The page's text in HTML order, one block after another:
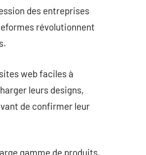
des entreprises
révolutionnent
web faciles à
leurs designs,
de confirmer leur
gamme de produits,